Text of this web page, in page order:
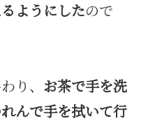
ようにしたので
り、 お茶で手を洗
んで手を拭いて行